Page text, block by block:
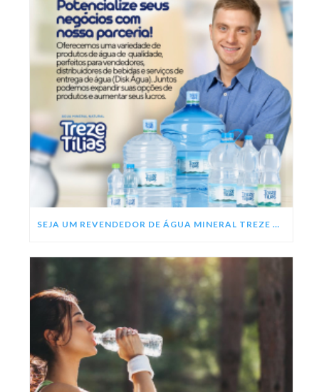
SEJA UM REVENDEDOR DE ÁGUA MINERAL TREZE TÍLIAS